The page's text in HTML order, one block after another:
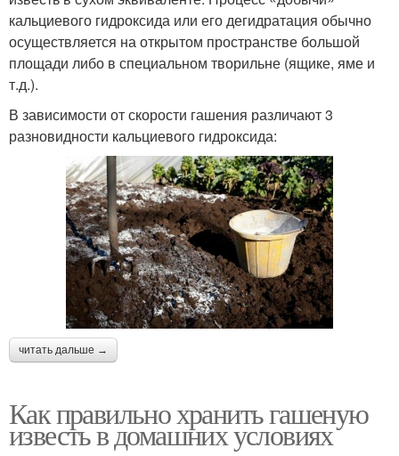
кальциевого гидроксида или его дегидратация обычно
осуществляется на открытом пространстве большой
площади либо в специальном творильне (ящике, яме и
т.д.).
В зависимости от скорости гашения различают 3
разновидности кальциевого гидроксида:
читать дальше →
Как правильно хранить гашеную
известь в домашних условиях